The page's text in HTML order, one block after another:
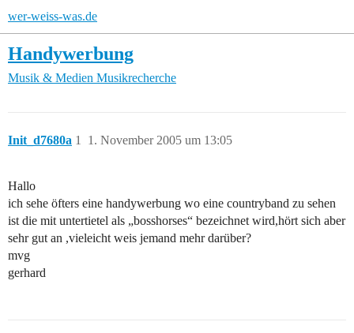
wer-weiss-was.de
Handywerbung
Musik & Medien Musikrecherche
Init_d7680a 1. November 2005 um 13:05
1
Hallo
ich sehe öfters eine handywerbung wo eine countryband zu sehen
ist die mit untertietel als „bosshorses“ bezeichnet wird,hört sich aber
sehr gut an ,vieleicht weis jemand mehr darüber?
mvg
gerhard